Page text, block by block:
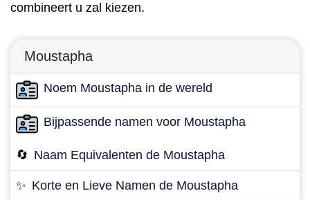
combineert u zal kiezen.
Moustapha
Noem Moustapha in de wereld
Bijpassende namen voor Moustapha
🔄 Naam Equivalenten de Moustapha
✨ Korte en Lieve Namen de Moustapha